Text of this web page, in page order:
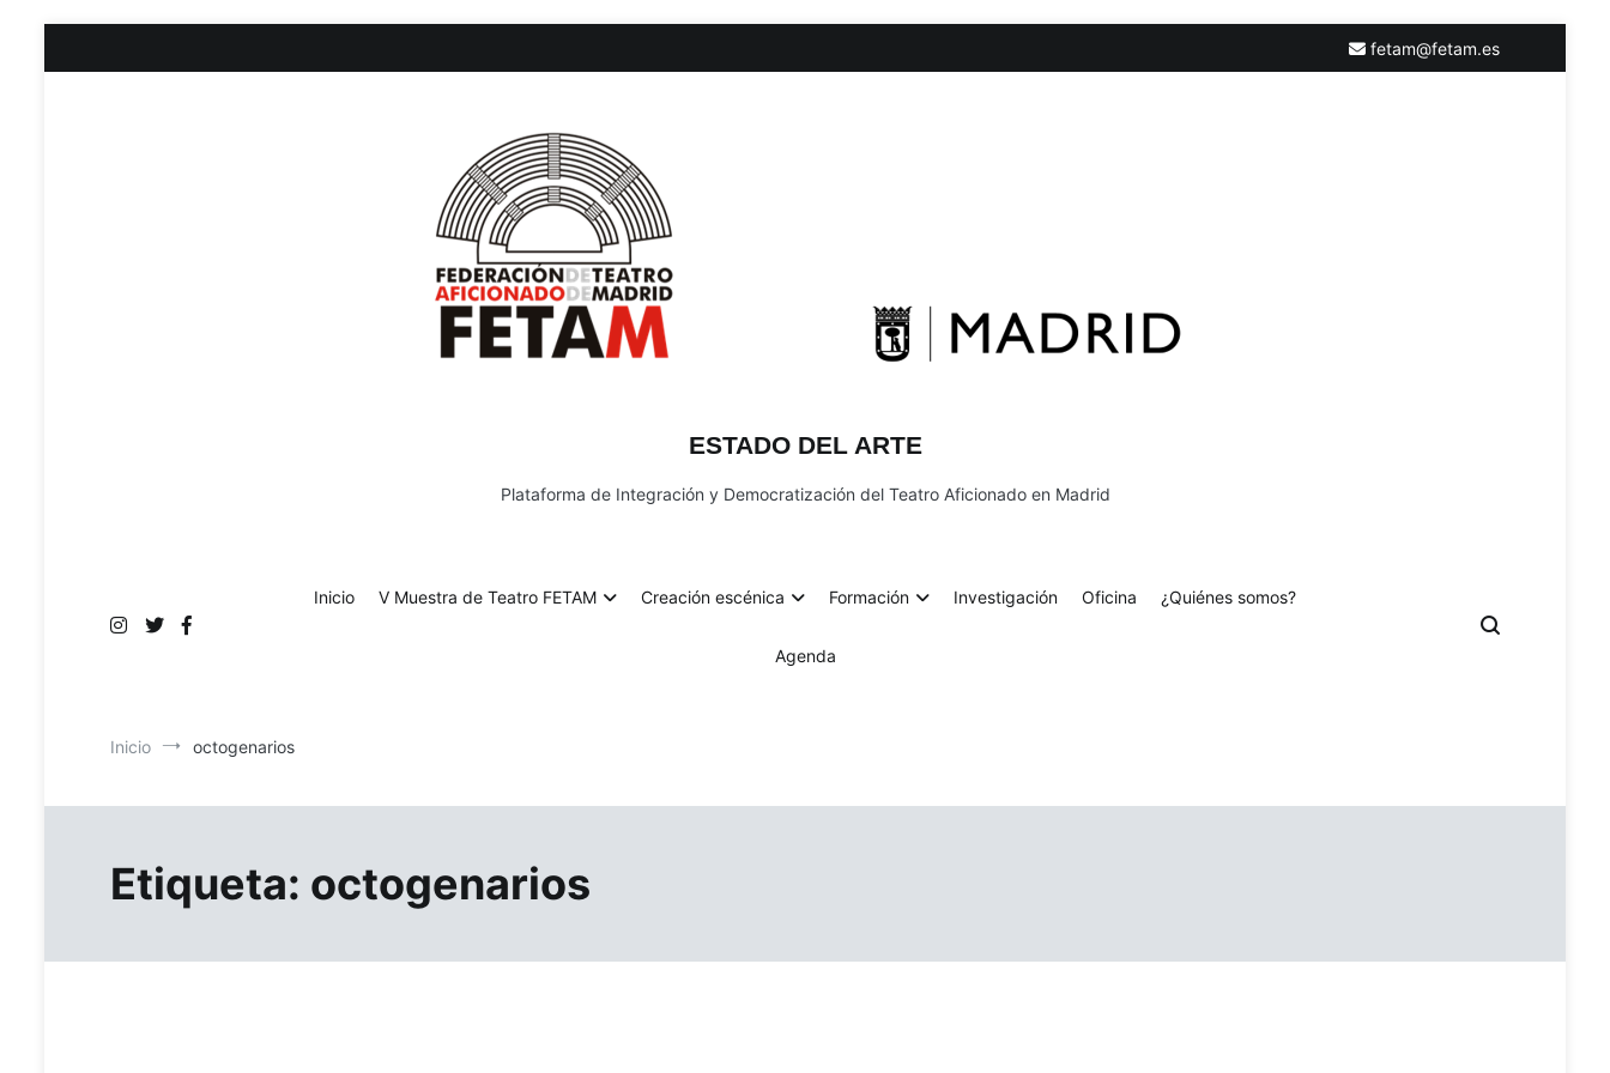
fetam@fetam.es
ESTADO DEL ARTE
Plataforma de Integración y Democratización del Teatro Aficionado en Madrid
Inicio V Muestra de Teatro FETAM Creación escénica Formación Investigación Oficina ¿Quiénes somos?
Agenda
Inicio octogenarios
Etiqueta: octogenarios